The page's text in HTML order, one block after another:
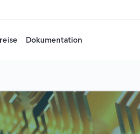
Dokumentation